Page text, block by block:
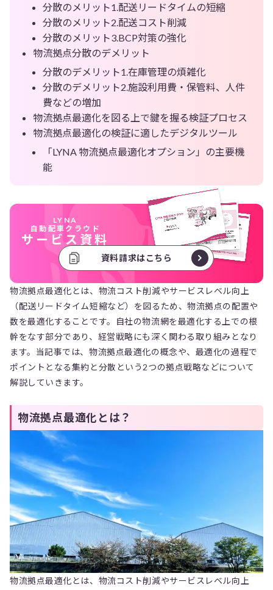
分散のメリット1.配送リードタイムの短縮
分散のメリット2.配送コスト削減
分散のメリット3.BCP対策の強化
物流拠点分散のデメリット
分散のデメリット1.在庫管理の煩雑化
分散のデメリット2.施設利用費・保管料、人件
費などの増加
物流拠点最適化を図る上で鍵を握る検証プロセス
物流拠点最適化の検証に適したデジタルツール
「LYNA 物流拠点最適化オプション」の主要機
能
LYNA
自動配車クラウド
サービス資料
資料請求はこちら
物流拠点最適化とは、物流コスト削減やサービスレベル向上
（配送リードタイム短縮など）を図るため、物流拠点の配置や
数を最適化することです。自社の物流網を最適化する上での根
幹をなす部分であり、経営戦略にも深く関わる取り組みとなり
ます。当記事では、物流拠点最適化の概念や、最適化の過程で
ポイントとなる集約と分散という2つの拠点戦略などについて
解説していきます。
物流拠点最適化とは？
物流拠点最適化とは、物流コスト削減やサービスレベル向上